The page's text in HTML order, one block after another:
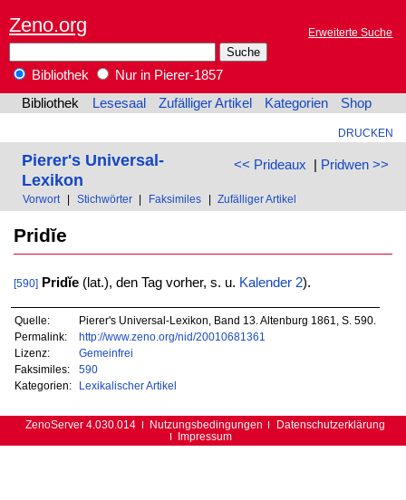
Zeno.org Erweiterte Suche
Bibliothek
Nur in Pierer-1857
Bibliothek
Lesesaal Zufälliger Artikel Kategorien Shop
DRUCKEN
<< Prideaux | Pridwen >>
Pierer's Universal-
Lexikon
Vorwort Stichwörter Faksimiles Zufälliger Artikel
Pridĭe
[590] Pridĭe(lat.), den Tag vorher, s. u. Kalender 2).
Quelle:
Pierer's Universal-Lexikon, Band 13. Altenburg 1861, S. 590.
Permalink:
http://www.zeno.org/nid/20010681361
Lizenz:
Gemeinfrei
Faksimiles:
590
Kategorien:
Lexikalischer Artikel
ZenoServer 4.030.014 Nutzungsbedingungen
Datenschutzerklärung
Impressum